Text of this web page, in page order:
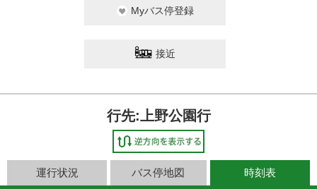
Myバス停登録
接近
行先:上野公園行
運行状況 バス停地図 時刻表